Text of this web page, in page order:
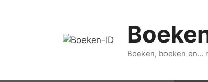
Boeken, boeken en…